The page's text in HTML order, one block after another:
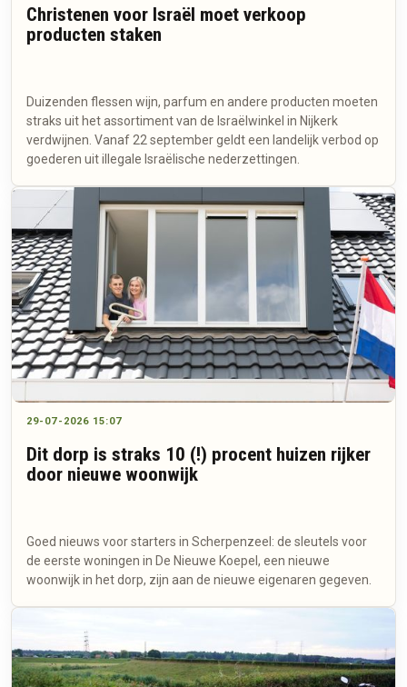
Christenen voor Israël moet verkoop
producten staken
Duizenden flessen wijn, parfum en andere producten moeten
straks uit het assortiment van de Israëlwinkel in Nijkerk
verdwijnen. Vanaf 22 september geldt een landelijk verbod op
goederen uit illegale Israëlische nederzettingen.
29-07-2026 15:07
Dit dorp is straks 10 (!) procent huizen rijker
door nieuwe woonwijk
Goed nieuws voor starters in Scherpenzeel: de sleutels voor
de eerste woningen in De Nieuwe Koepel, een nieuwe
woonwijk in het dorp, zijn aan de nieuwe eigenaren gegeven.